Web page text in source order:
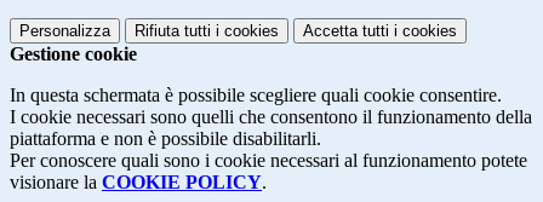
Personalizza Rifiuta tutti i cookies Accetta tutti i cookies
Gestione cookie
In questa schermata è possibile scegliere quali cookie consentire.
I cookie necessari sono quelli che consentono il funzionamento della
piattaforma e non è possibile disabilitarli.
Per conoscere quali sono i cookie necessari al funzionamento potete
visionare la COOKIE POLICY.